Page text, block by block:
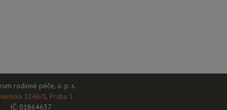
rodinné péče, o. p. s.
1246/1, Praha 1
IČ: 01864637